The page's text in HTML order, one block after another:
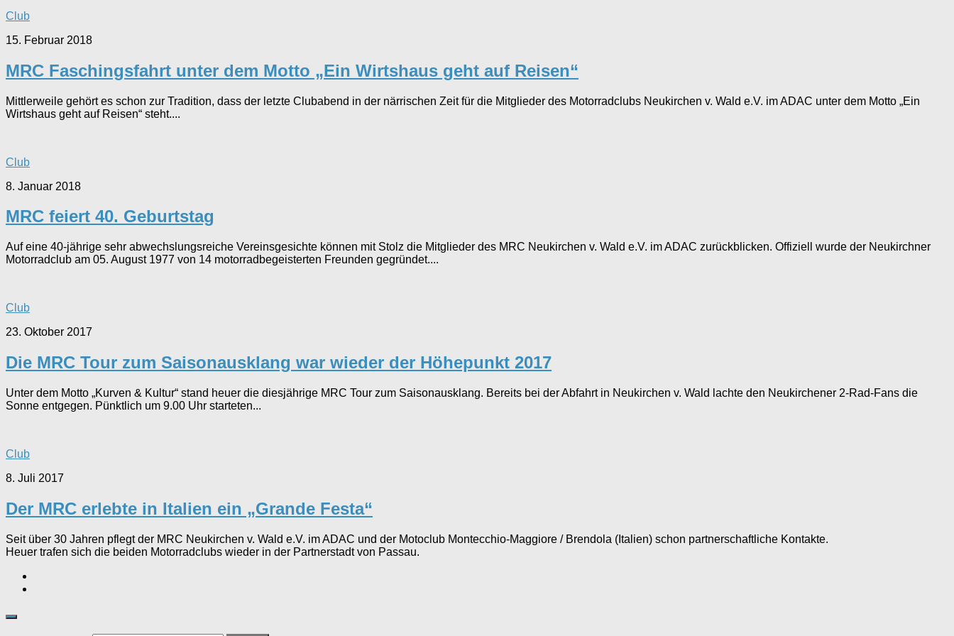
Club
15. Februar 2018
MRC Faschingsfahrt unter dem Motto „Ein Wirtshaus geht auf Reisen“
Mittlerweile gehört es schon zur Tradition, dass der letzte Clubabend in der närrischen Zeit für die Mitglieder des Motorradclubs Neukirchen v. Wald e.V. im ADAC unter dem Motto „Ein
Wirtshaus geht auf Reisen“ steht....
Club
8. Januar 2018
MRC feiert 40. Geburtstag
Auf eine 40-jährige sehr abwechslungsreiche Vereinsgesichte können mit Stolz die Mitglieder des MRC Neukirchen v. Wald e.V. im ADAC zurückblicken. Offiziell wurde der Neukirchner
Motorradclub am 05. August 1977 von 14 motorradbegeisterten Freunden gegründet....
Club
23. Oktober 2017
Die MRC Tour zum Saisonausklang war wieder der Höhepunkt 2017
Unter dem Motto „Kurven & Kultur“ stand heuer die diesjährige MRC Tour zum Saisonausklang. Bereits bei der Abfahrt in Neukirchen v. Wald lachte den Neukirchener 2-Rad-Fans die
Sonne entgegen. Pünktlich um 9.00 Uhr starteten...
Club
8. Juli 2017
Der MRC erlebte in Italien ein „Grande Festa“
Seit über 30 Jahren pflegt der MRC Neukirchen v. Wald e.V. im ADAC und der Motoclub Montecchio-Maggiore / Brendola (Italien) schon partnerschaftliche Kontakte.
Heuer trafen sich die beiden Motorradclubs wieder in der Partnerstadt von Passau.